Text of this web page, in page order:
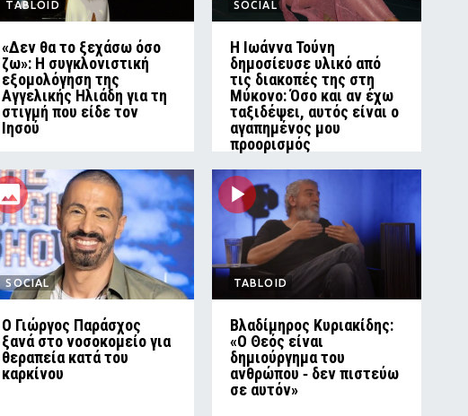
TABLOID
«Δεν θα το ξεχάσω όσο
ζω»: Η συγκλονιστική
εξομολόγηση της
Αγγελικής Ηλιάδη για τη
στιγμή που είδε τον
Ιησού
SOCIAL
Η Ιωάννα Τούνη
δημοσίευσε υλικό από
τις διακοπές της στη
Μύκονο: Όσο και αν έχω
ταξιδέψει, αυτός είναι ο
αγαπημένος μου
προορισμός
SOCIAL
O Γιώργος Παράσχος
ξανά στο νοσοκομείο για
θεραπεία κατά του
καρκίνου
TABLOID
Βλαδίμηρος Κυριακίδης:
«Ο Θεός είναι
δημιούργημα του
ανθρώπου ‑ δεν πιστεύω
σε αυτόν»